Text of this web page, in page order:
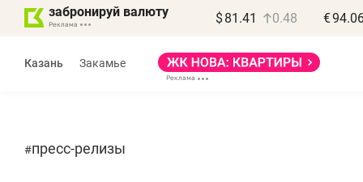
забронируй валюту $ 81.41 0.48 €
Казань Закамье
#пресс-релизы